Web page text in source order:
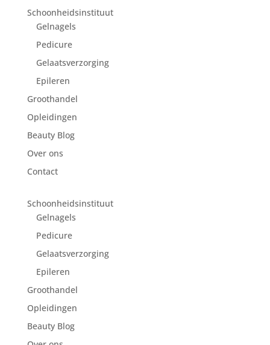
Schoonheidsinstituut
Gelnagels
Pedicure
Gelaatsverzorging
Epileren
Groothandel
Opleidingen
Beauty Blog
Over ons
Contact
Schoonheidsinstituut
Gelnagels
Pedicure
Gelaatsverzorging
Epileren
Groothandel
Opleidingen
Beauty Blog